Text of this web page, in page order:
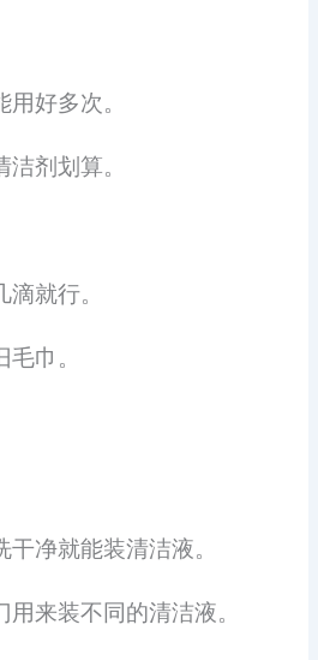
好多次。
剂划算。
就行。
巾。
净就能装清洁液。
来装不同的清洁液。